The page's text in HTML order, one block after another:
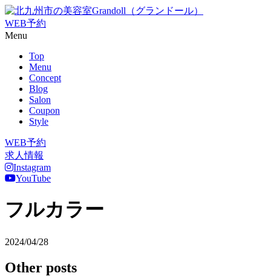
WEB予約
Menu
Top
Menu
Concept
Blog
Salon
Coupon
Style
WEB予約
求人情報
Instagram
YouTube
フルカラー
2024/04/28
Other posts